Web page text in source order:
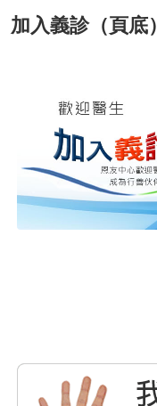
加入義診（頁底）